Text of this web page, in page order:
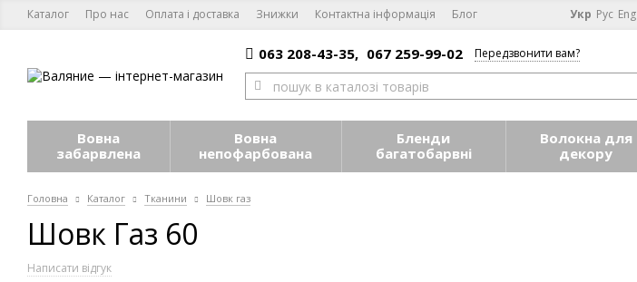
Каталог Про нас Оплата і доставка Знижки Контактна інформація Блог Укр Рус Eng
063 208-43-35, 067 259-99-02 Передзвонити вам?
Вовна
забарвлена
Вовна
непофарбована
Бленди
багатобарвні
Волокна для
декору
Головна Каталог Тканини Шовк газ
Шовк Газ 60
Написати відгук